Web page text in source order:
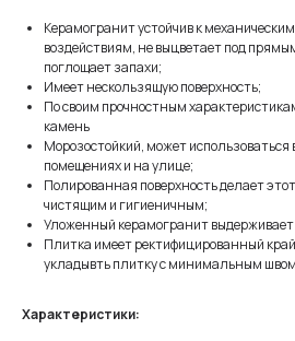
Керамогранит устойчив к
воздействиям, не выцветает под
поглощает запахи;
Имеет нескользящую поверхность;
По своим прочностным
камень
Морозостойкий, может
помещениях и на улице;
Полированная поверхность делает
чистящим и гигиеничным;
Уложенный керамогранит выдерживает
Плитка имеет ректифицированный
укладывть плитку с минимальным
Характеристики: